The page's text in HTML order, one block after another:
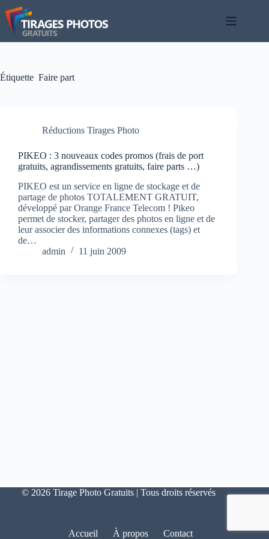
Passer
au
contenu
Étiquette Faire part
Réductions Tirages Photo
PIKEO : 3 nouveaux codes promos (frais de port
gratuits, agrandissements gratuits, faire parts …)
PIKEO est un service en ligne de stockage et de
partage de photos TOTALEMENT GRATUIT,
développé par Orange France Telecom ! Pikeo
permet de stocker, partager des photos en ligne et de
leur associer des informations connexes (tags) et
de…
admin
11 juin 2009
© 2026 Tirage Photo Gratuits | Tous droits réservés
Accueil À propos Contact